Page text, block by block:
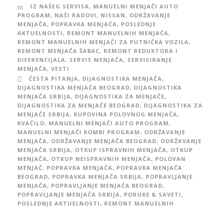
IZ NAŠEG SERVISA, MANUELNI MENJAČI AUTO
PROGRAM, NAŠI RADOVI, NISSAN, ODRŽAVANJE
MENJAČA, POPRAVKA MENJAČA, POSLEDNJE
AKTUELNOSTI, REMONT MANUELNIH MENJAČA,
REMONT MANUELNIH MENJAČI ZA PUTNIČKA VOZILA,
REMONT MENJAČA ŠABAC, REMONT REDUKTORA I
DIFERENCIJALA, SERVIS MENJAČA, SERVISIRANJE
MENJAČA, VESTI
ČESTA PITANJA, DIJAGNOSTIKA MENJAČA,
DIJAGNOSTIKA MENJAČA BEOGRAD, DIJAGNOSTIKA
MENJAČA SRBIJA, DIJAGNOSTIKA ZA MENJAČE,
DIJAGNOSTIKA ZA MENJAČE BEOGRAD, DIJAGNOSTIKA ZA
MENJAČE SRBIJA, KUPOVINA POLOVNOG MENJAČA,
KVAČILO, MANUELNI MENJAČI AUTO PROGRAM,
MANUELNI MENJAČI KOMBI PROGRAM, ODRŽAVANJE
MENJAČA, ODRŽAVANJE MENJAČA BEOGRAD, ODRŽAVANJE
MENJAČA SRBIJA, OTKUP ISPRAVNIH MENJAČA, OTKUP
MENJAČA, OTKUP NEISPRAVNIH MENJAČA, POLOVAN
MENJAČ, POPRAVKA MENJAČA, POPRAVKA MENJAČA
BEOGRAD, POPRAVKA MENJAČA SRBIJA, POPRAVLJANJE
MENJAČA, POPRAVLJANJE MENJAČA BEOGRAD,
POPRAVLJANJE MENJAČA SRBIJA, PORUKE & SAVETI,
POSLEDNJE AKTUELNOSTI, REMONT MANUELNIH